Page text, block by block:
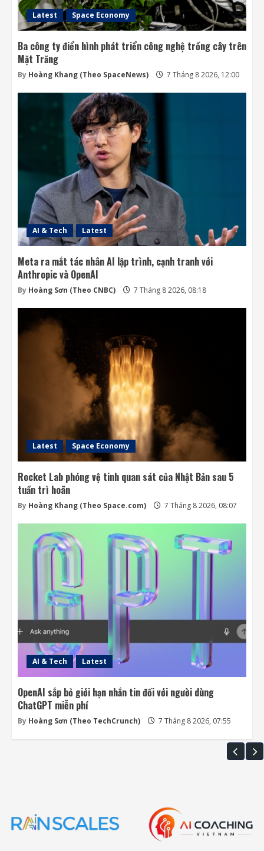
Latest Space Economy
Ba công ty điển hình phát triển công nghệ trồng cây trên
Mặt Trăng
By Hoàng Khang (Theo SpaceNews) 7 Tháng 8 2026, 12:00
AI & Tech Latest
Meta ra mắt tác nhân AI lập trình, cạnh tranh với
Anthropic và OpenAI
By Hoàng Sơn (Theo CNBC) 7 Tháng 8 2026, 08:18
Latest Space Economy
Rocket Lab phóng vệ tinh quan sát của Nhật Bản sau 5
tuần trì hoãn
By Hoàng Khang (Theo Space.com) 7 Tháng 8 2026, 08:07
AI & Tech Latest
OpenAI sắp bỏ giới hạn nhắn tin đối với người dùng
ChatGPT miễn phí
By Hoàng Sơn (Theo TechCrunch) 7 Tháng 8 2026, 07:55